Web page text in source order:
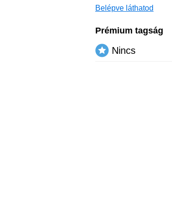
Belépve láthatod
Prémium tagság
Nincs